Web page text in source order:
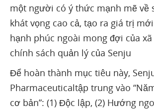
một người có ý thức mạnh mẽ về
khát vọng cao cả, tạo ra giá trị
hạnh phúc ngoài mong đợi của
chính sách quản lý của Senju
Để hoàn thành mục tiêu này,
Pharmaceuticaltập trung vào
cơ bản”: (1) Độc lập, (2) Hướng